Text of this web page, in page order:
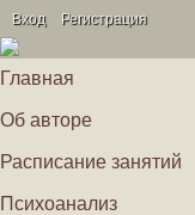
Вход Регистрация
Главная
Об авторе
Расписание занятий
Психоанализ